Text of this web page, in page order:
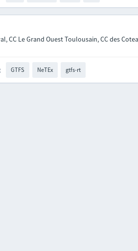
CC Le Grand Ouest Toulousain, CC des
GTFS NeTEx gtfs-rt